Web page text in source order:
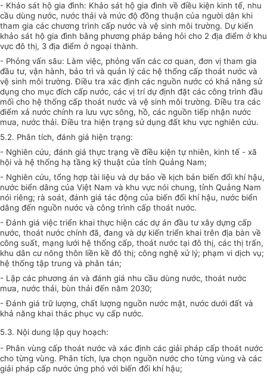
- Khảo sát hộ gia đình: Khảo sát hộ gia đình về điều kiện kinh tế, nhu
cầu dùng nước, nước thải và mức độ đồng thuận của người dân khi
tham gia các chương trình cấp nước và vệ sinh môi trường. Dự kiến
khảo sát hộ gia đình bằng phương pháp bảng hỏi cho 2 địa điểm ở khu
vực đô thị, 3 địa điểm ở ngoại thành.
- Phỏng vấn sâu: Làm việc, phỏng vấn các cơ quan, đơn vị tham gia
đầu tư, vận hành, bảo trì và quản lý các hệ thống cấp thoát nước và
vệ sinh môi trường. Điều tra xác định các nguồn nước có khả năng sử
dụng cho mục đích cấp nước, các vị trí dự định đặt các công trình đầu
mối cho hệ thống cấp thoát nước và vệ sinh môi trường. Điều tra các
điểm xả nước chính ra lưu vực sông, hồ, các nguồn tiếp nhận nước
mưa, nước thải. Điều tra hiện trạng sử dụng đất khu vực nghiên cứu.
5.2. Phân tích, đánh giá hiện trạng:
- Nghiên cứu, đánh giá thực trạng về điều kiện tự nhiên, kinh tế - xã
hội và hệ thống hạ tầng kỹ thuật của tỉnh Quảng Nam;
- Nghiên cứu, tổng hợp tài liệu và dự báo về kịch bản biến đổi khí hậu,
nước biển dâng của Việt Nam và khu vực nói chung, tỉnh Quảng Nam
nói riêng; rà soát, đánh giá tác động của biến đổi khí hậu, nước biển
dâng đến nguồn nước và công trình cấp thoát nước.
- Đánh giá việc triển khai thực hiện các dự án đầu tư xây dựng cấp
nước, thoát nước chính đã, đang và dự kiến triển khai trên địa bàn về
công suất, mạng lưới hệ thống cấp, thoát nước tại đô thị, các thị trấn,
khu dân cư nông thôn liền kề đô thị; công nghệ xử lý; phạm vi dịch vụ;
hệ thống tập trung và phân tán;
- Lập các phương án và đánh giá nhu cầu dùng nước, thoát nước
mưa, nước thải, bùn thải đến năm 2030;
- Đánh giá trữ lượng, chất lượng nguồn nước mặt, nước dưới đất và
khả năng khai thác phục vụ cấp nước.
5.3. Nội dung lập quy hoạch:
- Phân vùng cấp thoát nước và xác định các giải pháp cấp thoát nước
cho từng vùng. Phân tích, lựa chọn nguồn nước cho từng vùng và các
giải pháp cấp nước ứng phó với biến đổi khí hậu;